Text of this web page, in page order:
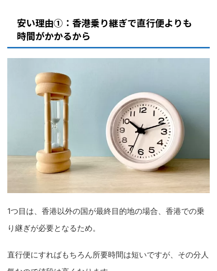
安い理由①：香港乗り継ぎで直行便よりも
時間がかかるから
1つ目は、香港以外の国が最終目的地の場合、香港での乗
り継ぎが必要となるため。
直行便にすればもちろん所要時間は短いですが、その分人